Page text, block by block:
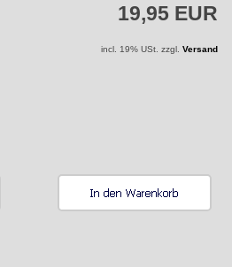
19,95 EUR
incl. 19% USt. zzgl. Versand